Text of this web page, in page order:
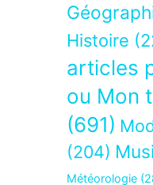
Histoire
articles
ou Mon
(691)
(204)
Météorologie